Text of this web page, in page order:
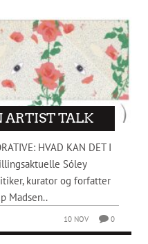
ARTIST TALK
HVAD KAN DET I
Sóley
kurator og forfatter
Madsen..
10 NOV 0